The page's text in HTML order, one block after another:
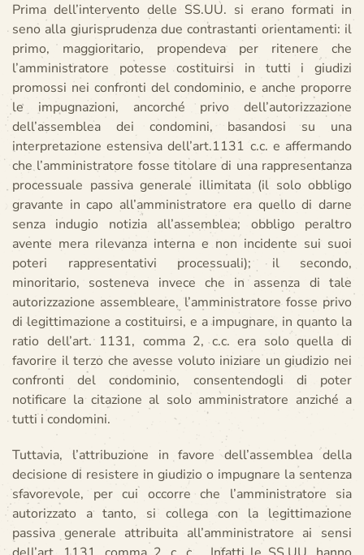
Prima dell’intervento delle SS.UU. si erano formati in
seno alla giurisprudenza due contrastanti orientamenti: il
primo, maggioritario, propendeva per ritenere che
l’amministratore potesse costituirsi in tutti i giudizi
promossi nei confronti del condominio, e anche proporre
le impugnazioni, ancorché privo dell’autorizzazione
dell’assemblea dei condomini, basandosi su una
interpretazione estensiva dell’art.1131 c.c. e affermando
che l’amministratore fosse titolare di una rappresentanza
processuale passiva generale illimitata (il solo obbligo
gravante in capo all’amministratore era quello di darne
senza indugio notizia all’assemblea; obbligo peraltro
avente mera rilevanza interna e non incidente sui suoi
poteri rappresentativi processuali); il secondo,
minoritario, sosteneva invece che in assenza di tale
autorizzazione assembleare, l’amministratore fosse privo
di legittimazione a costituirsi, e a impugnare, in quanto la
ratio dell’art. 1131, comma 2, c.c. era solo quella di
favorire il terzo che avesse voluto iniziare un giudizio nei
confronti del condominio, consentendogli di poter
notificare la citazione al solo amministratore anziché a
tutti i condomini.
Tuttavia, l’attribuzione in favore dell’assemblea della
decisione di resistere in giudizio o impugnare la sentenza
sfavorevole, per cui occorre che l’amministratore sia
autorizzato a tanto, si collega con la legittimazione
passiva generale attribuita all’amministratore ai sensi